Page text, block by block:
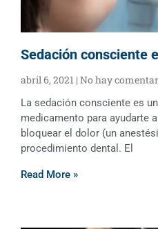
Sedación consciente
abril 6, 2021 No hay
La sedación consciente es
medicamento para ayudarte
bloquear el dolor (un
procedimiento dental. El
Read More »